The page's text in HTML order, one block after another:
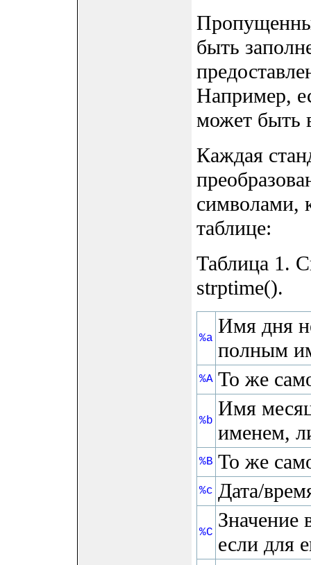
быть
Например,
может быть
Каждая
символами,
таблице:
Таблица 1.
strptime().
%a
Имя дня
полным
%A То же
%b
Имя
именем,
%B То же
%c Дата/
%C
Значение
если для